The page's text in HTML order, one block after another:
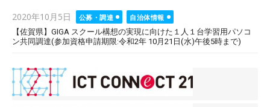
Posted
on
2020年10月5日 公募・調達
自治体情報
【佐賀県】GIGA スクール構想の実現に向けた１人１台学習用パソコ
ン共同調達(参加資格申請期限:令和2年 10月21日(水)午後5時まで)